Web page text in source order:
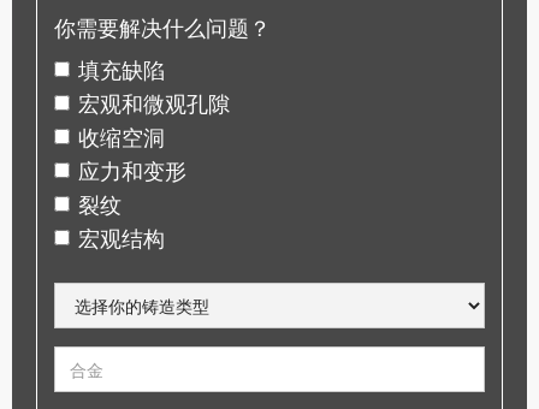
你需要解决什么问题？
填充缺陷
宏观和微观孔隙
收缩空洞
应力和变形
裂纹
宏观结构